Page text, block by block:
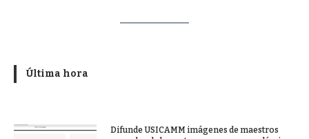
Última hora
Difunde USICAMM imágenes de maestros